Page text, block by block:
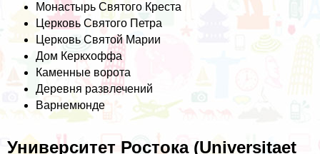
Монастырь Святого Креста
Церковь Святого Петра
Церковь Святой Марии
Дом Керкхоффа
Каменные ворота
Деревня развлечений
Варнемюнде
Университет Ростока (Universitaet